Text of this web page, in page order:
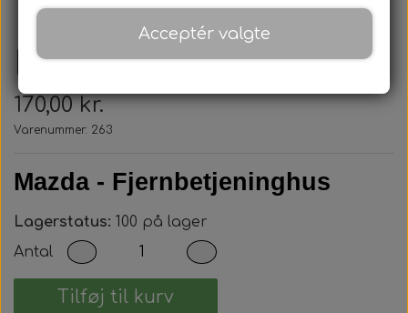
Mazda - Nøglehus
170,00 kr.
Varenummer: 263
Mazda - Fjernbetjeninghus
Lagerstatus: 100 på lager
Antal
Tilføj til kurv
Acceptér valgte